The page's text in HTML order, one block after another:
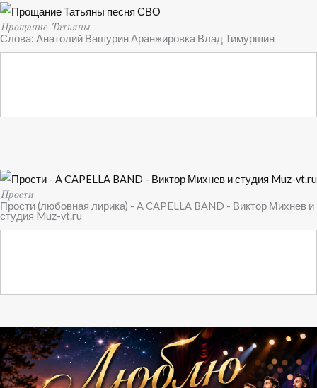
Прощание Татьяны
Слова: Анатолий Вашурин Аранжировка Влад Тимуршин
Прости
Прости (любовная лирика) - A CAPELLA BAND - Виктор Михнев и
студия Muz-vt.ru